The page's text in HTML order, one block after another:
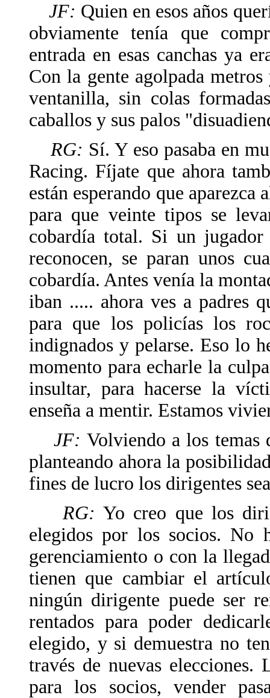
JF: Quien en esos años
obviamente tenía que
entrada en esas canchas ya
Con la gente agolpada
ventanilla, sin colas
caballos y sus palos
RG: Sí. Y eso pasaba en
Racing. Fíjate que ahora
están esperando que
para que veinte tipos se
cobardía total. Si un
reconocen, se paran unos
cobardía. Antes venía la
iban ..... ahora ves a padres
para que los policías los
indignados y pelarse. Eso lo
momento para echarle la
insultar, para hacerse la
enseña a mentir. Estamos
JF: Volviendo a los temas
planteando ahora la
fines de lucro los dirigentes
RG: Yo creo que los
elegidos por los socios. No
gerenciamiento o con la
tienen que cambiar el
ningún dirigente puede ser
rentados para poder
elegido, y si demuestra no
través de nuevas elecciones.
para los socios, vender